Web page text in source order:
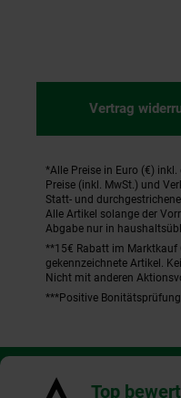
Top
Vertrag
Fußnoten
*Alle Preise in Euro (€)
Preise (inkl. MwSt.) und
Statt- und
Alle Artikel solange der
Abgabe nur in
**15€ Rabatt im Marktkauf
gekennzeichnete Artikel.
Nicht mit anderen
***Positive